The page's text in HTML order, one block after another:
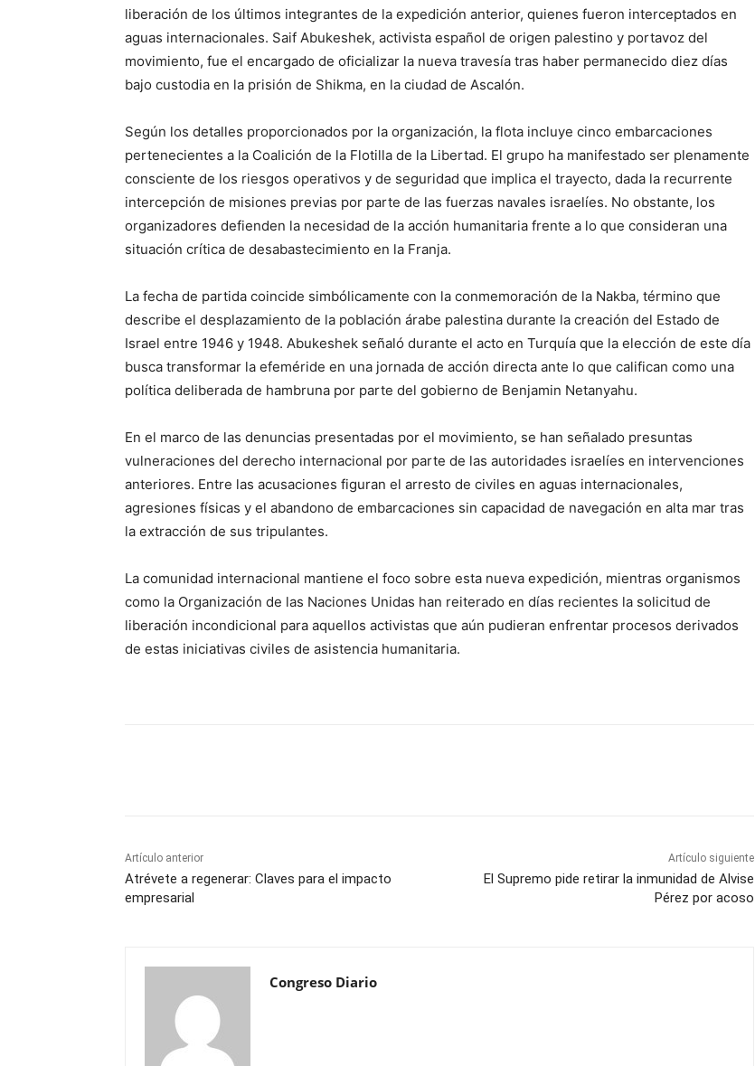
liberación de los últimos integrantes de la expedición anterior, quienes fueron interceptados en
aguas internacionales. Saif Abukeshek, activista español de origen palestino y portavoz del
movimiento, fue el encargado de oficializar la nueva travesía tras haber permanecido diez días
bajo custodia en la prisión de Shikma, en la ciudad de Ascalón.
Según los detalles proporcionados por la organización, la flota incluye cinco embarcaciones
pertenecientes a la Coalición de la Flotilla de la Libertad. El grupo ha manifestado ser plenamente
consciente de los riesgos operativos y de seguridad que implica el trayecto, dada la recurrente
intercepción de misiones previas por parte de las fuerzas navales israelíes. No obstante, los
organizadores defienden la necesidad de la acción humanitaria frente a lo que consideran una
situación crítica de desabastecimiento en la Franja.
La fecha de partida coincide simbólicamente con la conmemoración de la Nakba, término que
describe el desplazamiento de la población árabe palestina durante la creación del Estado de
Israel entre 1946 y 1948. Abukeshek señaló durante el acto en Turquía que la elección de este día
busca transformar la efeméride en una jornada de acción directa ante lo que califican como una
política deliberada de hambruna por parte del gobierno de Benjamin Netanyahu.
En el marco de las denuncias presentadas por el movimiento, se han señalado presuntas
vulneraciones del derecho internacional por parte de las autoridades israelíes en intervenciones
anteriores. Entre las acusaciones figuran el arresto de civiles en aguas internacionales,
agresiones físicas y el abandono de embarcaciones sin capacidad de navegación en alta mar tras
la extracción de sus tripulantes.
La comunidad internacional mantiene el foco sobre esta nueva expedición, mientras organismos
como la Organización de las Naciones Unidas han reiterado en días recientes la solicitud de
liberación incondicional para aquellos activistas que aún pudieran enfrentar procesos derivados
de estas iniciativas civiles de asistencia humanitaria.
Artículo anterior
Atrévete a regenerar: Claves para el impacto
empresarial
Artículo siguiente
El Supremo pide retirar la inmunidad de Alvise
Pérez por acoso
Congreso Diario